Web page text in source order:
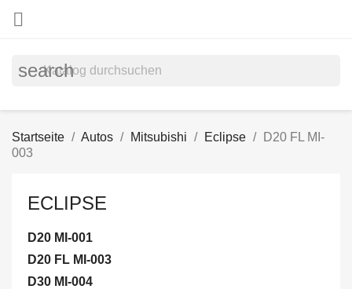

search
Startseite Autos Mitsubishi Eclipse
D20 FL MI-
003
ECLIPSE
D20 MI-001
D20 FL MI-003
D30 MI-004